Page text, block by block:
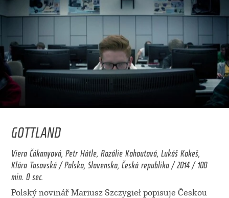
GOTTLAND
Viera Čákanyová, Petr Hátle, Rozálie Kohoutová, Lukáš Kokeš,
Klára Tasovská / Polsko, Slovensko, Česká republika / 2014 / 100
min. 0 sec.
Polský novinář Mariusz Szczygieł popisuje Českou